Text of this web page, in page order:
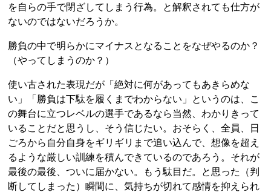
を自らの手で閉ざしてしまう行為。と解釈されても仕方が
ないのではないだろうか。
勝負の中で明らかにマイナスとなることをなぜやるのか？
（やってしまうのか？）
使い古された表現だが「絶対に何があってもあきらめな
い」「勝負は下駄を履くまでわからない」というのは、こ
の舞台に立つレベルの選手であるなら当然、わかりきって
いることだと思うし、そう信じたい。おそらく、全員、日
ごろから自分自身をギリギリまで追い込んで、想像を超え
るような厳しい訓練を積んできているのであろう。それが
最後の最後、ついに届かない。もう駄目だ。と思った（判
断してしまった）瞬間に、気持ちが切れて感情を抑えられ